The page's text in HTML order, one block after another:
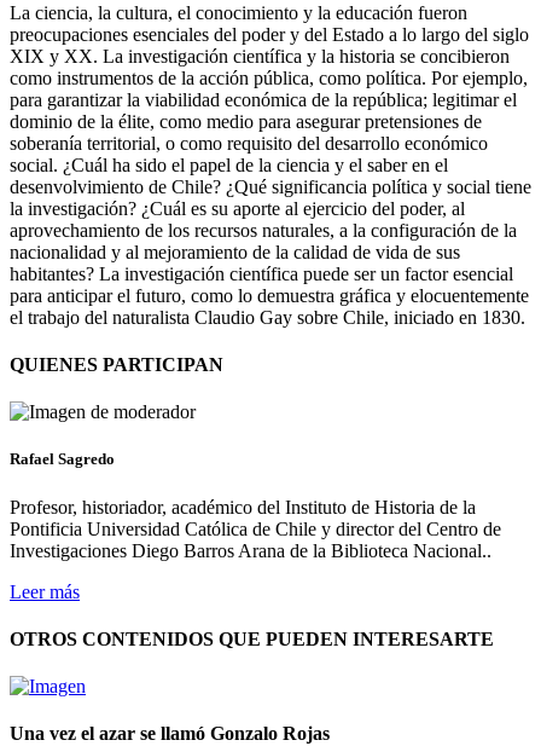
La ciencia, la cultura, el conocimiento y la educación fueron
preocupaciones esenciales del poder y del Estado a lo largo del siglo
XIX y XX. La investigación científica y la historia se concibieron
como instrumentos de la acción pública, como política. Por ejemplo,
para garantizar la viabilidad económica de la república; legitimar el
dominio de la élite, como medio para asegurar pretensiones de
soberanía territorial, o como requisito del desarrollo económico
social. ¿Cuál ha sido el papel de la ciencia y el saber en el
desenvolvimiento de Chile? ¿Qué significancia política y social tiene
la investigación? ¿Cuál es su aporte al ejercicio del poder, al
aprovechamiento de los recursos naturales, a la configuración de la
nacionalidad y al mejoramiento de la calidad de vida de sus
habitantes? La investigación científica puede ser un factor esencial
para anticipar el futuro, como lo demuestra gráfica y elocuentemente
el trabajo del naturalista Claudio Gay sobre Chile, iniciado en 1830.
QUIENES PARTICIPAN
Rafael Sagredo
Profesor, historiador, académico del Instituto de Historia de la
Pontificia Universidad Católica de Chile y director del Centro de
Investigaciones Diego Barros Arana de la Biblioteca Nacional..
Leer más
OTROS CONTENIDOS QUE PUEDEN INTERESARTE
Una vez el azar se llamó Gonzalo Rojas